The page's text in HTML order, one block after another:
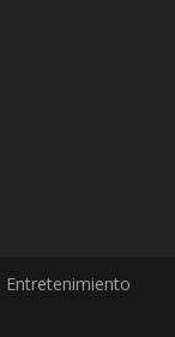
Entretenimiento